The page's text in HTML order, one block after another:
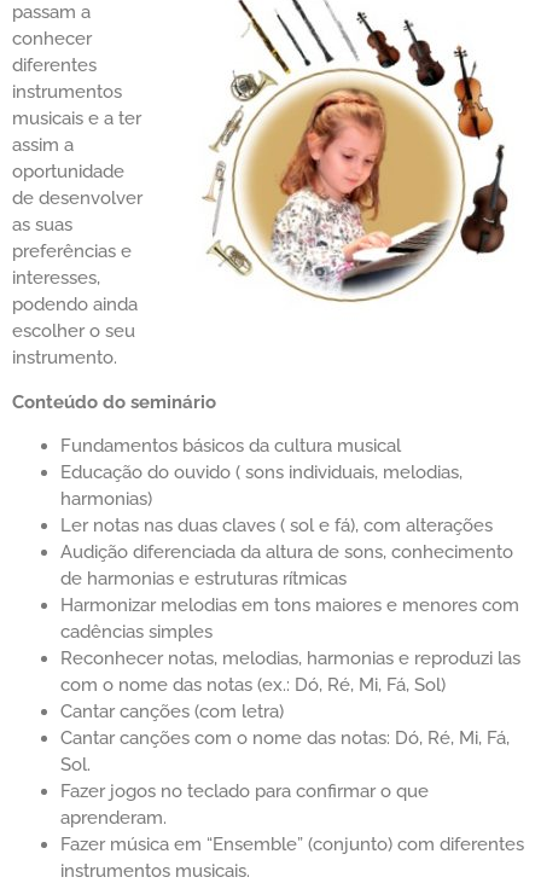
passam a
conhecer
diferentes
instrumentos
musicais e a ter
assim a
oportunidade
de desenvolver
as suas
preferências e
interesses,
podendo ainda
escolher o seu
instrumento.
Conteúdo do seminário
Fundamentos básicos da cultura musical
Educação do ouvido ( sons individuais, melodias,
harmonias)
Ler notas nas duas claves ( sol e fá), com alterações
Audição diferenciada da altura de sons, conhecimento
de harmonias e estruturas rítmicas
Harmonizar melodias em tons maiores e menores com
cadências simples
Reconhecer notas, melodias, harmonias e reproduzi las
com o nome das notas (ex.: Dó, Ré, Mi, Fá, Sol)
Cantar canções (com letra)
Cantar canções com o nome das notas: Dó, Ré, Mi, Fá,
Sol.
Fazer jogos no teclado para confirmar o que
aprenderam.
Fazer música em “Ensemble” (conjunto) com diferentes
instrumentos musicais.